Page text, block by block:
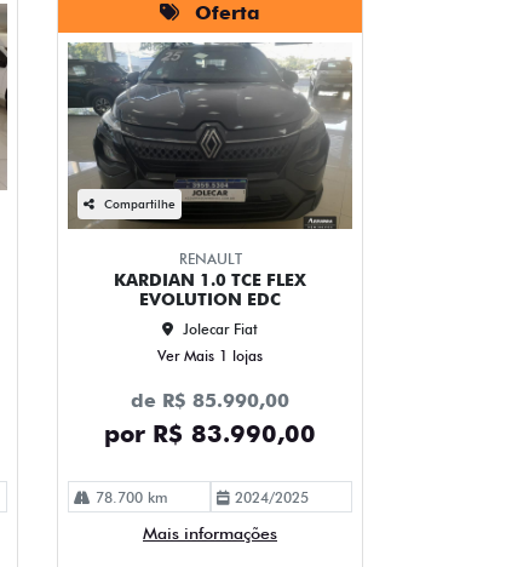
Oferta
Compartilhe
RENAULT
KARDIAN 1.0 TCE FLEX
EVOLUTION EDC
Jolecar Fiat
Ver Mais 1 lojas
de R$ 85.990,00
por R$ 83.990,00
78.700 km 2024/2025
Mais informações